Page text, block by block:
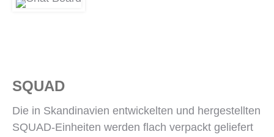
SQUAD
Die in Skandinavien entwickelten und hergestellten
SQUAD-Einheiten werden flach verpackt geliefert